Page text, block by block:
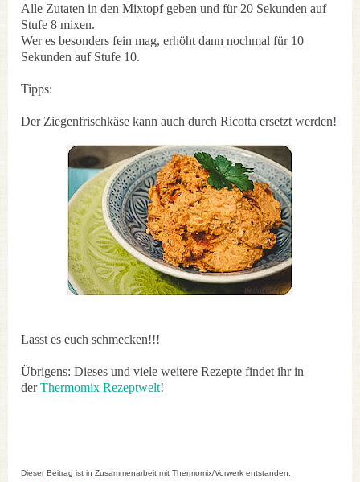
Alle Zutaten in den Mixtopf geben und für 20 Sekunden auf
Stufe 8 mixen.
Wer es besonders fein mag, erhöht dann nochmal für 10
Sekunden auf Stufe 10.
Tipps:
Der Ziegenfrischkäse kann auch durch Ricotta ersetzt werden!
Lasst es euch schmecken!!!
Übrigens: Dieses und viele weitere Rezepte findet ihr in
derThermomix Rezeptwelt!
Dieser Beitrag ist in Zusammenarbeit mit Thermomix/Vorwerk entstanden.